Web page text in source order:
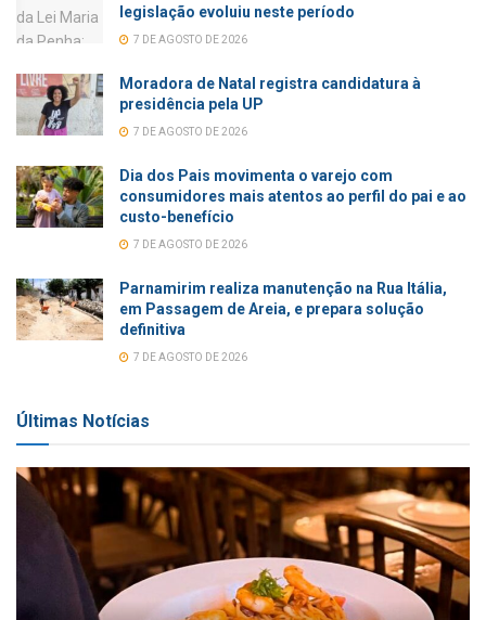
legislação evoluiu neste período
7 DE AGOSTO DE 2026
Moradora de Natal registra candidatura à
presidência pela UP
7 DE AGOSTO DE 2026
Dia dos Pais movimenta o varejo com
consumidores mais atentos ao perfil do pai e ao
custo-benefício
7 DE AGOSTO DE 2026
Parnamirim realiza manutenção na Rua Itália,
em Passagem de Areia, e prepara solução
definitiva
7 DE AGOSTO DE 2026
Últimas Notícias